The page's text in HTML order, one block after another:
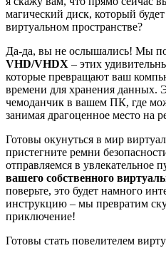
магический диск, который
виртуальном пространстве?
Да-да, вы не ослышались! Мы
VHD/VHDX – этих
которые превращают ваш
времени для хранения данных.
чемоданчик в вашем ПК, где
занимая драгоценное место на
Готовы окунуться в мир
пристегните ремни
отправляемся в увлекательное
вашего собственного
поверьте, это будет намного
инструкцию – мы превратим
приключение!
Готовы стать повелителем